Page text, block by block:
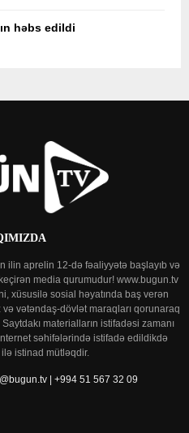
həbs edildi
ilin aprelin 12-də fəaliyyətə başlayıb və
media qurumudur! www.bugun.tv
xüsusilə sosial həyatında baş verən
vətəndaş-dövlət maraqları qorunaraq
materialların istifadəsi zamanı
səhifələrində istifadə edildikdə
istinad mütləqdir.
| +994 51 567 32 09